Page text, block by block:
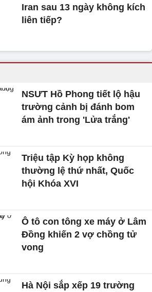
Iran sau 13 ngày không kích
liên tiếp?
NSƯT Hồ Phong tiết lộ hậu
trường cảnh bị đánh bom
ám ảnh trong 'Lửa trắng'
Triệu tập Kỳ họp không
thường lệ thứ nhất, Quốc
hội Khóa XVI
Ô tô con tông xe máy ở Lâm
Đồng khiến 2 vợ chồng tử
vong
Hà Nội sắp xếp 19 trường